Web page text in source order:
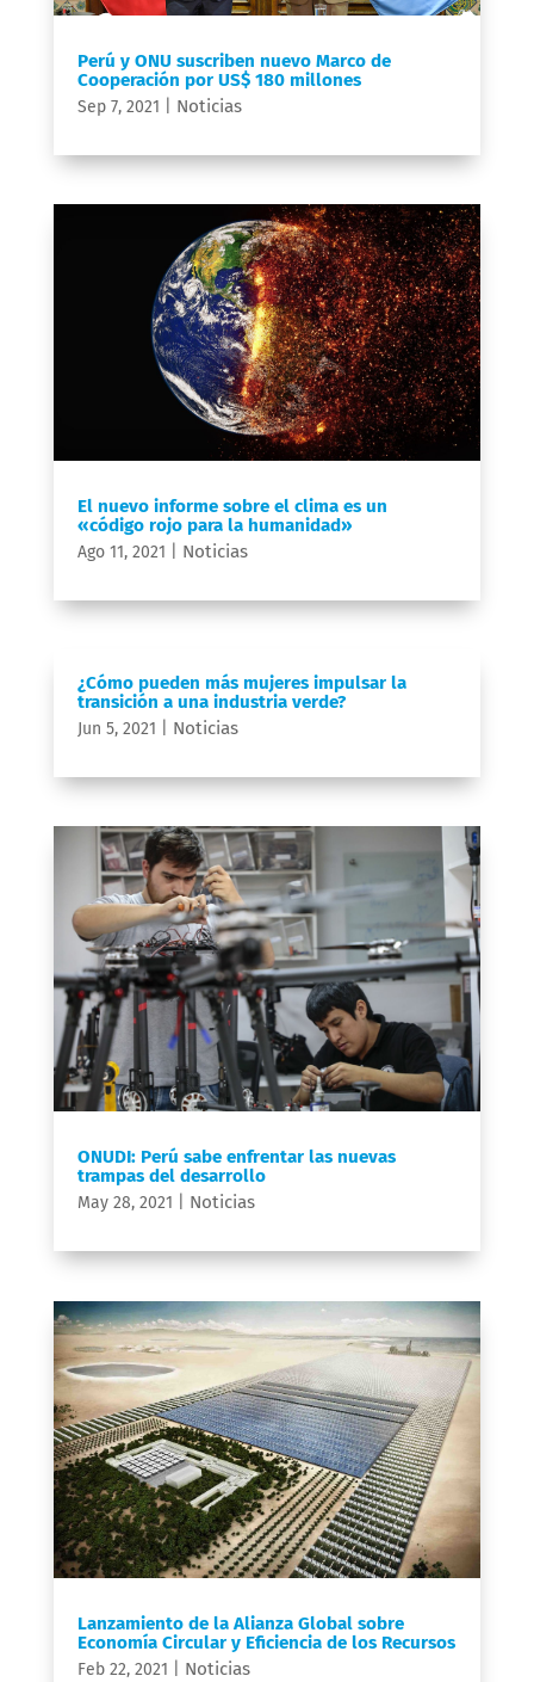
Perú y ONU suscriben nuevo Marco de
Cooperación por US$ 180 millones
Sep 7, 2021 Noticias
El nuevo informe sobre el clima es un
«código rojo para la humanidad»
Ago 11, 2021 Noticias
¿Cómo pueden más mujeres impulsar la
transición a una industria verde?
Jun 5, 2021 Noticias
ONUDI: Perú sabe enfrentar las nuevas
trampas del desarrollo
May 28, 2021 Noticias
Lanzamiento de la Alianza Global sobre
Economía Circular y Eficiencia de los Recursos
Feb 22, 2021 Noticias